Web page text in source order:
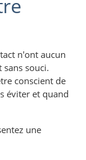
n'ont aucun
souci.
conscient de
éviter et quand
une